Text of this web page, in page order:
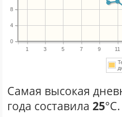
1 3 5 7 9 11
0
4
8
Самая высокая
года составила 25